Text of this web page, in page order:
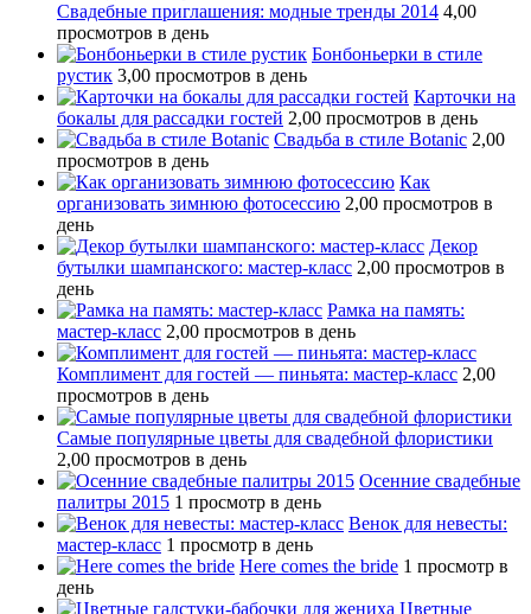
Свадебные приглашения: модные тренды 2014 4,00
просмотров в день
Бонбоньерки в стиле
рустик 3,00 просмотров в день
Карточки на
бокалы для рассадки гостей 2,00 просмотров в день
Свадьба в стиле Botanic 2,00
просмотров в день
Как
организовать зимнюю фотосессию 2,00 просмотров в
день
Декор
бутылки шампанского: мастер-класс 2,00 просмотров в
день
Рамка на память:
мастер-класс 2,00 просмотров в день
Комплимент для гостей — пиньята: мастер-класс 2,00
просмотров в день
Самые популярные цветы для свадебной флористики
2,00 просмотров в день
Осенние свадебные
палитры 2015 1 просмотр в день
Венок для невесты:
мастер-класс 1 просмотр в день
Here comes the bride 1 просмотр в
день
Цветные